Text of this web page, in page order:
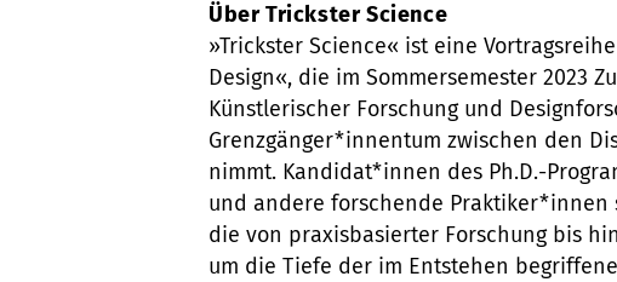
Über Trickster Science
»Trickster Science« ist eine
Design«, die im Sommersemester 2023
Künstlerischer Forschung und
Grenzgänger*innentum zwischen den
nimmt. Kandidat*innen des Ph.D.-
und andere forschende Praktiker*innen
die von praxisbasierter Forschung bis
um die Tiefe der im Entstehen